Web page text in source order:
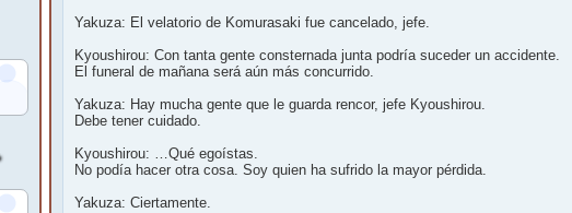
Yakuza: El velatorio de Komurasaki fue cancelado, jefe.
Kyoushirou: Con tanta gente consternada junta podría suceder un accidente.
El funeral de mañana será aún más concurrido.
Yakuza: Hay mucha gente que le guarda rencor, jefe Kyoushirou.
Debe tener cuidado.
Kyoushirou: …Qué egoístas.
No podía hacer otra cosa. Soy quien ha sufrido la mayor pérdida.
Yakuza: Ciertamente.